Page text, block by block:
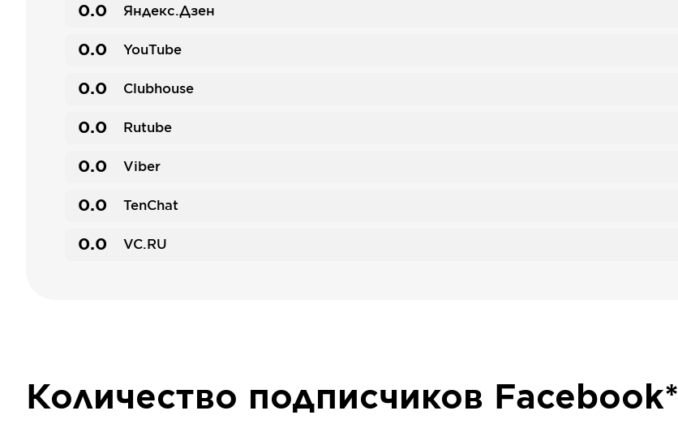
0.0 Яндекс.Дзен
0.0 YouTube
0.0 Clubhouse
0.0 Rutube
0.0 Viber
0.0 TenChat
0.0 VC.RU
Количество подписчиков Facebook*